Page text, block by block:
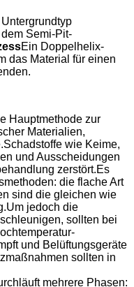
Semi-Pit-
Ein Doppelhelix-
das Material für einen
Hauptmethode zur
Materialien,
wie Keime,
und Ausscheidungen
zerstört.Es
die flache Art
sind die gleichen wie
jedoch die
sollten bei
und Belüftungsgeräte
sollten in
mehrere Phasen: